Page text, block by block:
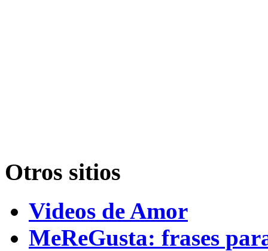
Otros sitios
Videos de Amor
MeReGusta: frases